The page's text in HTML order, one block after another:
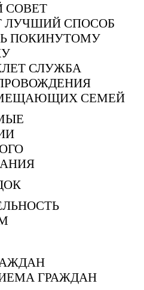
СОВЕТ
ЛУЧШИЙ СПОСОБ
ПОКИНУТОМУ
СЛУЖБА
СЕМЕЙ
ГРАЖДАН